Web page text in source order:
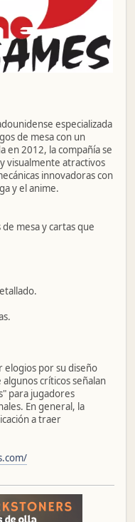
especializada
de mesa con un
en 2012, la compañía se
visualmente atractivos
innovadoras con
y el anime.
mesa y cartas que
elogios por su diseño
críticos señalan
para jugadores
En general, la
a traer